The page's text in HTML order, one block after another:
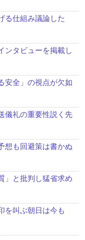
る仕組み議論した
ンタビューを掲載し
安全」の視点が欠如
儀礼の重要性説く先
想も回避策は書かぬ
」と批判し猛省求め
を叫ぶ朝日は今も